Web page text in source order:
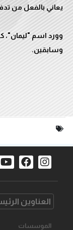
وورد اسم "ليمان"،
وسابقين.
العناوین
الموسسات